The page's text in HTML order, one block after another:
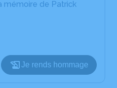
mémoire de Patrick
Je rends hommage